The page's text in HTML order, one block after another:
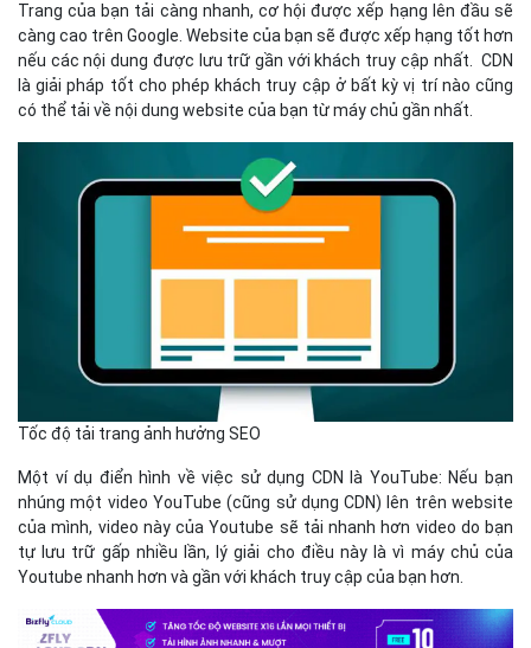
Trang của bạn tải càng nhanh, cơ hội được xếp hạng lên đầu sẽ
càng cao trên Google. Website của bạn sẽ được xếp hạng tốt hơn
nếu các nội dung được lưu trữ gần với khách truy cập nhất. CDN
là giải pháp tốt cho phép khách truy cập ở bất kỳ vị trí nào cũng
có thể tải về nội dung website của bạn từ máy chủ gần nhất.
Tốc độ tải trang ảnh hưởng SEO
Một ví dụ điển hình về việc sử dụng CDN là YouTube: Nếu bạn
nhúng một video YouTube (cũng sử dụng CDN) lên trên website
của mình, video này của Youtube sẽ tải nhanh hơn video do bạn
tự lưu trữ gấp nhiều lần, lý giải cho điều này là vì máy chủ của
Youtube nhanh hơn và gần với khách truy cập của bạn hơn.